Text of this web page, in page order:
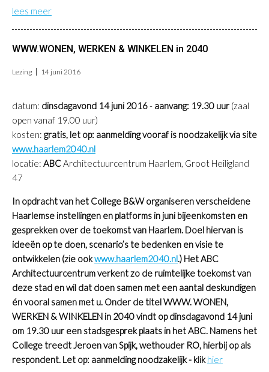
lees meer
WWW.WONEN, WERKEN & WINKELEN in 2040
Lezing 14 juni 2016
datum: dinsdagavond 14 juni 2016- aanvang: 19.30 uur (zaal
open vanaf 19.00 uur)
kosten: gratis, let op: aanmelding vooraf is noodzakelijk via site
www.haarlem2040.nl
locatie: ABC Architectuurcentrum Haarlem, Groot Heiligland
47
In opdracht van het College B&W organiseren verscheidene
Haarlemse instellingen en platforms in juni bijeenkomsten en
gesprekken over de toekomst van Haarlem. Doel hiervan is
ideeën op te doen, scenario’s te bedenken en visie te
ontwikkelen (zie ookwww.haarlem2040.nl.) Het ABC
Architectuurcentrum verkent zo de ruimtelijke toekomst van
deze stad en wil dat doen samen met een aantal deskundigen
én vooral samen met u. Onder de titel WWW. WONEN,
WERKEN & WINKELEN in 2040 vindt op dinsdagavond 14 juni
om 19.30 uur een stadsgesprek plaats in het ABC. Namens het
College treedt Jeroen van Spijk, wethouder RO, hierbij op als
respondent. Let op: aanmelding noodzakelijk - klikhier